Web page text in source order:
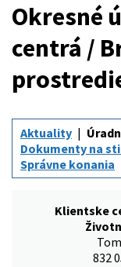
Okresné
centrá /
Aktuality
Dokumenty na
Správne konania
Klientske
832